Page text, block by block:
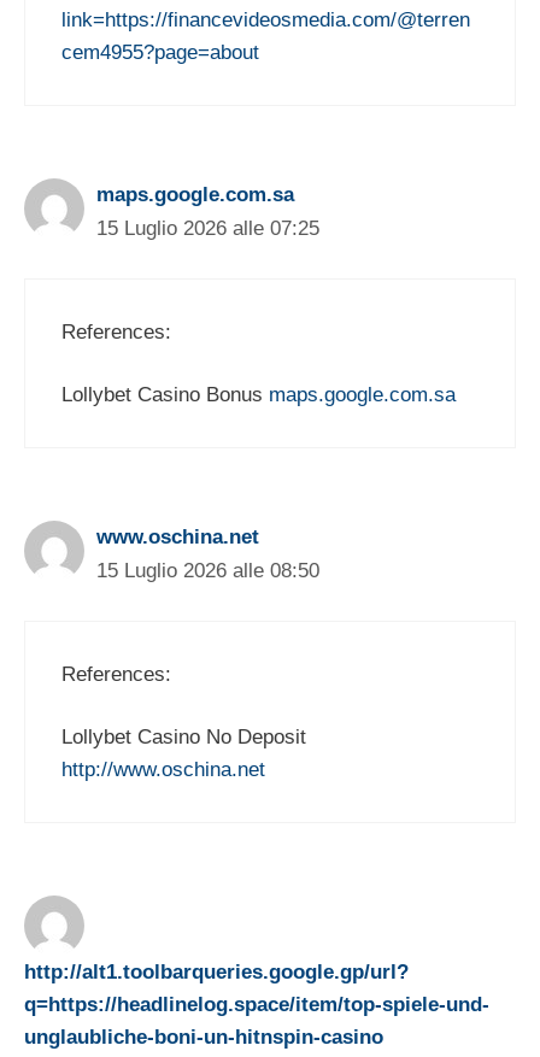
link=https://financevideosmedia.com/@terren
cem4955?page=about
maps.google.com.sa
15 Luglio 2026 alle 07:25
References:
Lollybet Casino Bonus maps.google.com.sa
www.oschina.net
15 Luglio 2026 alle 08:50
References:
Lollybet Casino No Deposit
http://www.oschina.net
http://alt1.toolbarqueries.google.gp/url?
q=https://headlinelog.space/item/top-spiele-und-
unglaubliche-boni-un-hitnspin-casino